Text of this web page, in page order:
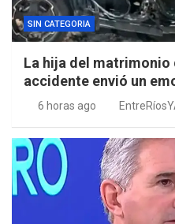
SIN CATEGORIA
La hija del matrimonio
accidente envió un
6 horas ago